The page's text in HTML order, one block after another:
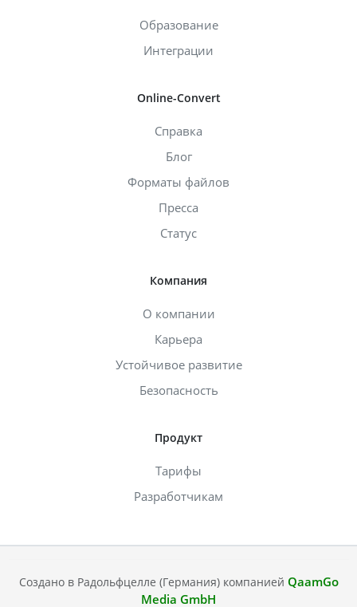
Образование
Интеграции
Online-Convert
Справка
Блог
Форматы файлов
Пресса
Статус
Компания
О компании
Карьера
Устойчивое развитие
Безопасность
Продукт
Тарифы
Разработчикам
Создано в Радольфцелле (Германия) компанией QaamGo
Media GmbH